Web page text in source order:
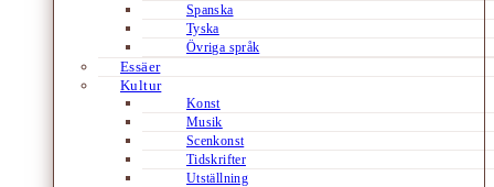
Spanska
Tyska
Övriga språk
Essäer
Kultur
Konst
Musik
Scenkonst
Tidskrifter
Utställning